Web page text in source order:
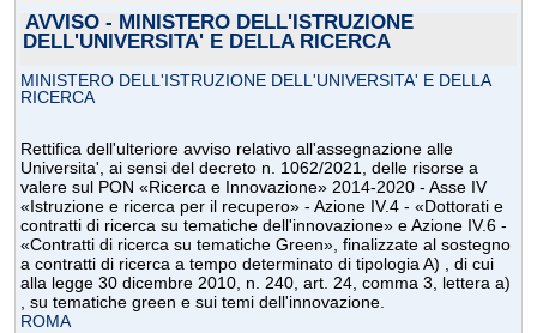
AVVISO - MINISTERO DELL'ISTRUZIONE
DELL'UNIVERSITA' E DELLA RICERCA
MINISTERO DELL'ISTRUZIONE DELL'UNIVERSITA' E DELLA
RICERCA
Rettifica dell'ulteriore avviso relativo all'assegnazione alle
Universita', ai sensi del decreto n. 1062/2021, delle risorse a
valere sul PON «Ricerca e Innovazione» 2014-2020 - Asse IV
«Istruzione e ricerca per il recupero» - Azione IV.4 - «Dottorati e
contratti di ricerca su tematiche dell'innovazione» e Azione IV.6 -
«Contratti di ricerca su tematiche Green», finalizzate al sostegno
a contratti di ricerca a tempo determinato di tipologia A) , di cui
alla legge 30 dicembre 2010, n. 240, art. 24, comma 3, lettera a)
, su tematiche green e sui temi dell'innovazione.
ROMA